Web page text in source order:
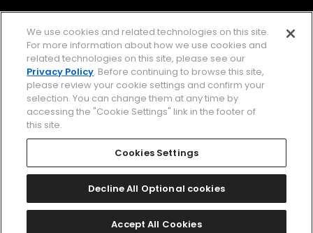
facebookinstagramtwitter
企業情報 ご利用規約
プライバシーポリシー Cookies Settings
Amazon PayはAmazon.com, Inc.またはその関連会社の商標です。
2026 CITIZEN WATCH CO., LTD.
We use cookies and related technologies on this site.
For more information about how we use cookies and
related technologies on this site, please see our
Privacy Policy. Before continuing to browse this site,
please review your cookie settings and confirm your
selection. You can change them at any time by
accessing the "Cookie Settings" link in the footer of
this site.
Cookies Settings
Decline All Optional cookies
Accept All Cookies